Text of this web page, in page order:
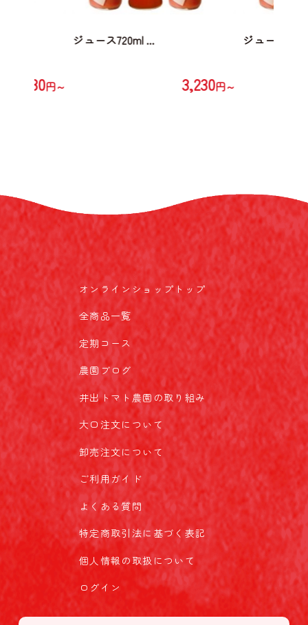
3,230円～
ジュース720ml ...
3,230円～
ジュース
オンラインショップトップ
全商品一覧
定期コース
農園ブログ
井出トマト農園の取り組み
大口注文について
卸売注文について
ご利用ガイド
よくある質問
特定商取引法に基づく表記
個人情報の取扱について
ログイン